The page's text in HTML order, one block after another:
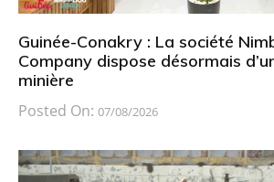
Guinée-Conakry : La société
Company dispose désormais
minière
Posted On: 07/08/2026